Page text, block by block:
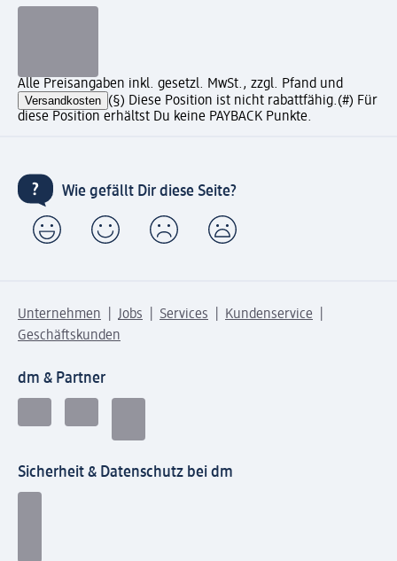
Alle Preisangaben inkl. gesetzl. MwSt., zzgl. Pfand und
Versandkosten (§) Diese Position ist nicht rabattfähig.(#) Für
diese Position erhältst Du keine PAYBACK Punkte.
Wie gefällt Dir diese Seite?
Unternehmen Jobs Services
Kundenservice
Geschäftskunden
dm & Partner
Sicherheit & Datenschutz bei dm